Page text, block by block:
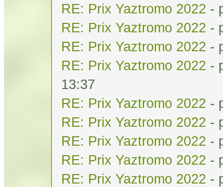
RE: Prix Yaztromo 2022 -
RE: Prix Yaztromo 2022 -
RE: Prix Yaztromo 2022 -
RE: Prix Yaztromo 2022 -
13:37
RE: Prix Yaztromo 2022 -
RE: Prix Yaztromo 2022 -
RE: Prix Yaztromo 2022 -
RE: Prix Yaztromo 2022 -
RE: Prix Yaztromo 2022 -